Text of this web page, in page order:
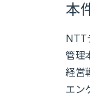
本
NTT
管理
経営
エン